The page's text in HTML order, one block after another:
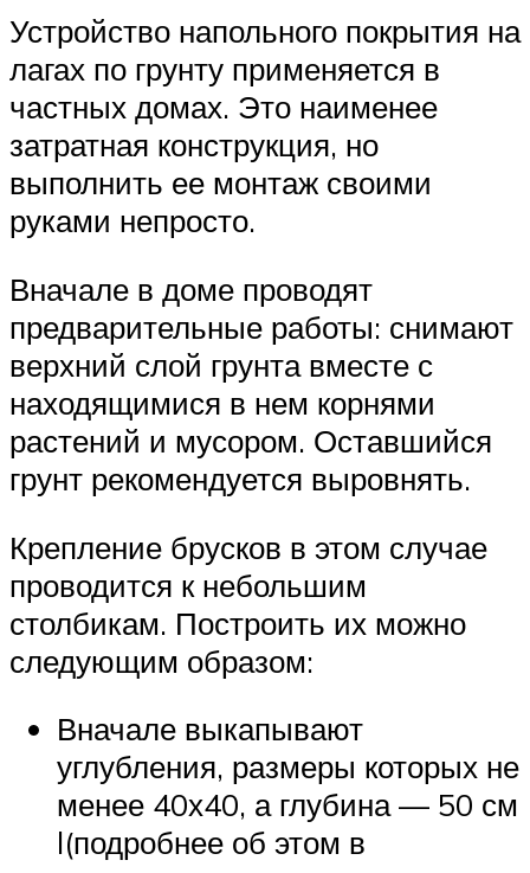
Устройство напольного покрытия на
лагах по грунту применяется в
частных домах. Это наименее
затратная конструкция, но
выполнить ее монтаж своими
руками непросто.
Вначале в доме проводят
предварительные работы: снимают
верхний слой грунта вместе с
находящимися в нем корнями
растений и мусором. Оставшийся
грунт рекомендуется выровнять.
Крепление брусков в этом случае
проводится к небольшим
столбикам. Построить их можно
следующим образом:
Вначале выкапывают
углубления, размеры которых не
менее 40х40, а глубина — 50 см
l(подробнее об этом в